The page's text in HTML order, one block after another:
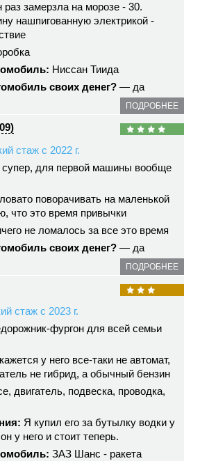
замерзла на морозе - 30.
нашпигованную электрикой -
Ниссан Тиида
своих денег? — да
ПОДРОБНЕЕ
стаж с 2022 г.
супер, для первой машины вообще
поворачивать на маленькой
что это время привычки
не ломалось за все это время
своих денег? — да
ПОДРОБНЕЕ
стаж с 2023 г.
фургон для всей семьи
у него все-таки не автомат,
не гибрид, а обычный бензин
двигатель, подвеска, проводка,
Я купил его за бутылку водки у
у него и стоит теперь.
ЗАЗ Шанс - ракета